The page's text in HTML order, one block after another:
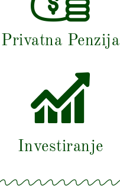
Privatna Penzija
Investiranje